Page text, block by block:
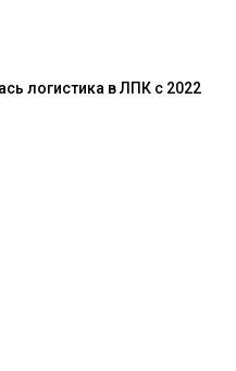
логистика в ЛПК с 2022